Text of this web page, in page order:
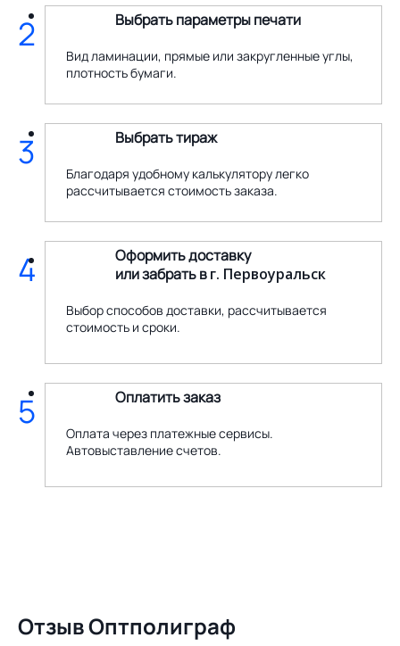
Выбрать параметры печати
Вид ламинации, прямые или закругленные углы,
плотность бумаги.
2
Выбрать тираж
Благодаря удобному калькулятору легко
рассчитывается стоимость заказа.
3
Оформить доставку
или забрать вг. Первоуральск
Выбор способов доставки, рассчитывается
стоимость и сроки.
4
Оплатить заказ
Оплата через платежные сервисы.
Автовыставление счетов.
5
Отзыв Оптполиграф